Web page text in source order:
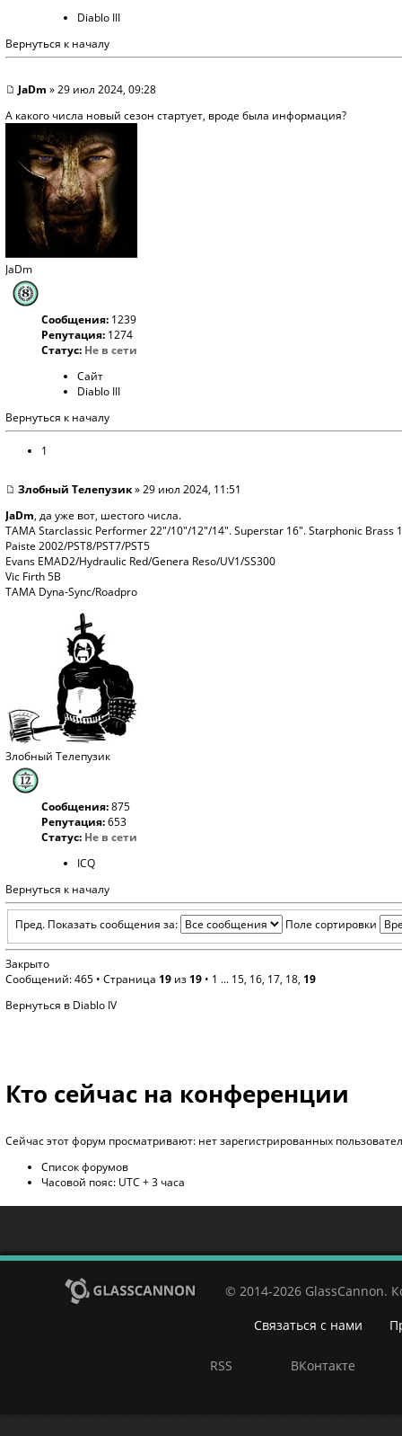
Diablo III
Вернуться к началу
JaDm » 29 июл 2024, 09:28
А какого числа новый сезон стартует, вроде была информация?
JaDm
Сообщения: 1239
Репутация: 1274
Статус: Не в сети
Сайт
Diablo III
Вернуться к началу
1
Злобный Телепузик» 29 июл 2024, 11:51
JaDm, да уже вот, шестого числа.
TAMA Starclassic Performer 22"/10"/12"/14". Superstar 16". Starphonic Brass
Paiste 2002/PST8/PST7/PST5
Evans EMAD2/Hydraulic Red/Genera Reso/UV1/SS300
Vic Firth 5B
TAMA Dyna-Sync/Roadpro
Злобный Телепузик
Сообщения:875
Репутация:653
Статус: Не в сети
ICQ
Вернуться к началу
Пред. Показать сообщения за: Поле сортировки
Закрыто
Сообщений: 465 • Страница 19 из 19 • 1 ... 15, 16, 17, 18, 19
Вернуться в Diablo IV
Кто сейчас на конференции
Сейчас этот форум просматривают: нет зарегистрированных
Список форумов
Часовой пояс: UTC + 3 часа
© 2014-2026 GlassCannon.
Связаться с нами
RSS ВКонтакте